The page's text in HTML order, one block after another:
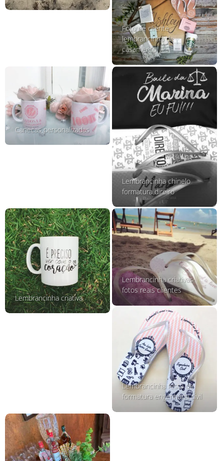
Foto de cliente
lembrancinha de
casamento
Canecas personalizadas
Lembrancinha chinelo
formatura direiro
Lembrancinha criativa
Lembrancinha criativas
fotos reais clientes
Lembrancinha festa de
formatura engenharia civil